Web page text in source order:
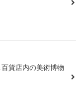
貨店内の美術博物